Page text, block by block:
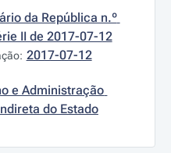
da República n.º
II de 2017-07-12
2017-07-12
e Administração
do Estado